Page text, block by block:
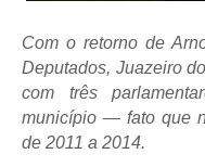
Com o retorno de
Deputados, Juazeiro
com três
município — fato que
de 2011 a 2014.